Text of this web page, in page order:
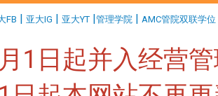
FB | 亚大IG | 亚大YT |管理学院 | AMC管院双联学位
1日起并入经营管